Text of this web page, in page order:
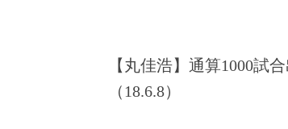
【丸佳浩】通算1000試
（18.6.8）